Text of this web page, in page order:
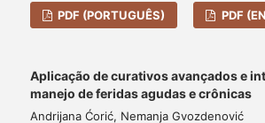
PDF (PORTUGUÊS) PDF
Aplicação de curativos avançados e
manejo de feridas agudas e crônicas
Andrijana Ćorić, Nemanja Gvozdenović